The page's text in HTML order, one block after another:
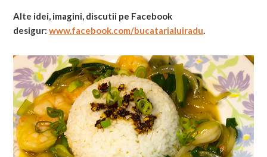
Alte idei, imagini, discutii pe Facebook
desigur:www.facebook.com/bucatarialuiradu